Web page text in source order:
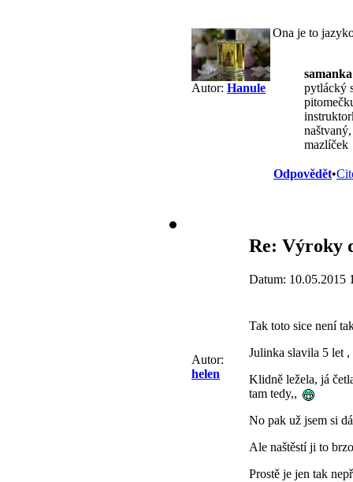
Autor: Hanule
Ona je to
samanka
pytlácký
mazlíček
Odpovědět•
Autor:
helen
Re: Výroky
Datum: 10.05.2015
Tak toto sice není
Julinka slavila 5 let ,
Klidně ležela, já
tam tedy,,
No pak už jsem si
Ale naštěstí ji to
Prostě je jen tak